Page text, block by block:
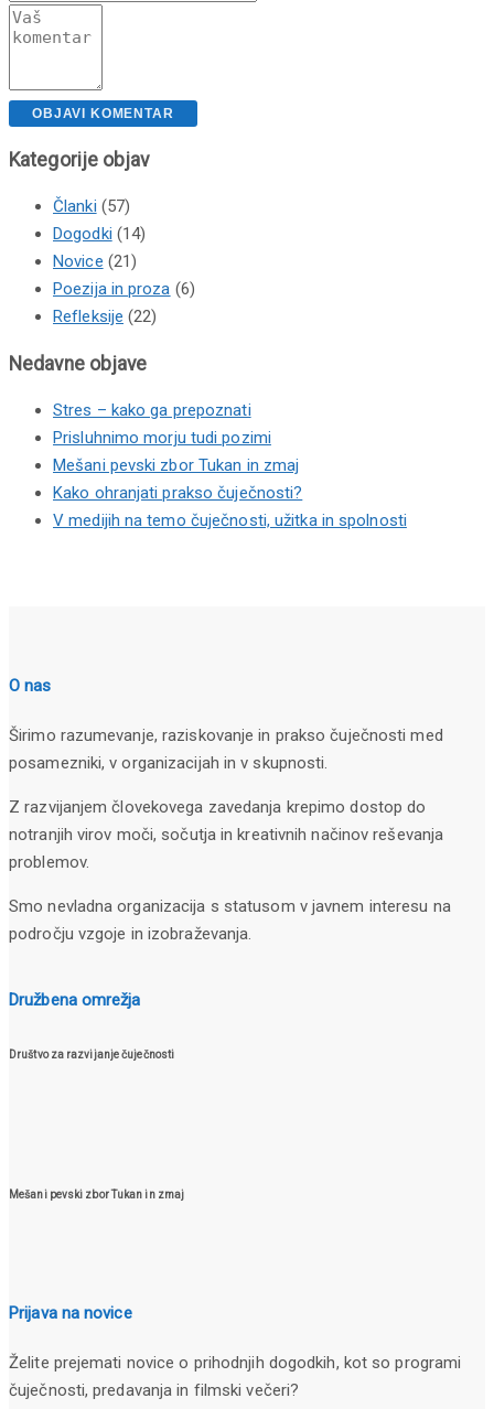
Kategorije objav
Članki (57)
Dogodki (14)
Novice (21)
Poezija in proza (6)
Refleksije (22)
Nedavne objave
Stres – kako ga prepoznati
Prisluhnimo morju tudi pozimi
Mešani pevski zbor Tukan in zmaj
Kako ohranjati prakso čuječnosti?
V medijih na temo čuječnosti, užitka in spolnosti
O nas
Širimo razumevanje, raziskovanje in prakso čuječnosti med
posamezniki, v organizacijah in v skupnosti.
Z razvijanjem človekovega zavedanja krepimo dostop do
notranjih virov moči, sočutja in kreativnih načinov reševanja
problemov.
Smo nevladna organizacija s statusom v javnem interesu na
področju vzgoje in izobraževanja.
Družbena omrežja
Društvo za razvijanje čuječnosti
Mešani pevski zbor Tukan in zmaj
Prijava na novice
Želite prejemati novice o prihodnjih dogodkih, kot so programi
čuječnosti, predavanja in filmski večeri?